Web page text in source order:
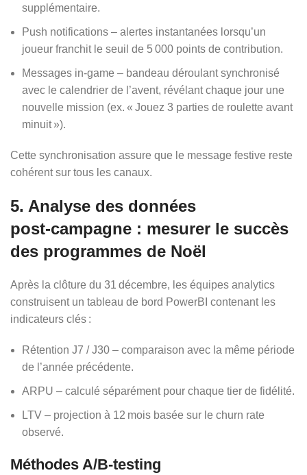
supplémentaire.
Push notifications – alertes instantanées lorsqu’un
joueur franchit le seuil de 5 000 points de contribution.
Messages in‑game – bandeau déroulant synchronisé
avec le calendrier de l’avent, révélant chaque jour une
nouvelle mission (ex. « Jouez 3 parties de roulette avant
minuit »).
Cette synchronisation assure que le message festive reste
cohérent sur tous les canaux.
5. Analyse des données
post‑campagne : mesurer le succès
des programmes de Noël
Après la clôture du 31 décembre, les équipes analytics
construisent un tableau de bord PowerBI contenant les
indicateurs clés :
Rétention J7 / J30 – comparaison avec la même période
de l’année précédente.
ARPU – calculé séparément pour chaque tier de fidélité.
LTV – projection à 12 mois basée sur le churn rate
observé.
Méthodes A/B‑testing